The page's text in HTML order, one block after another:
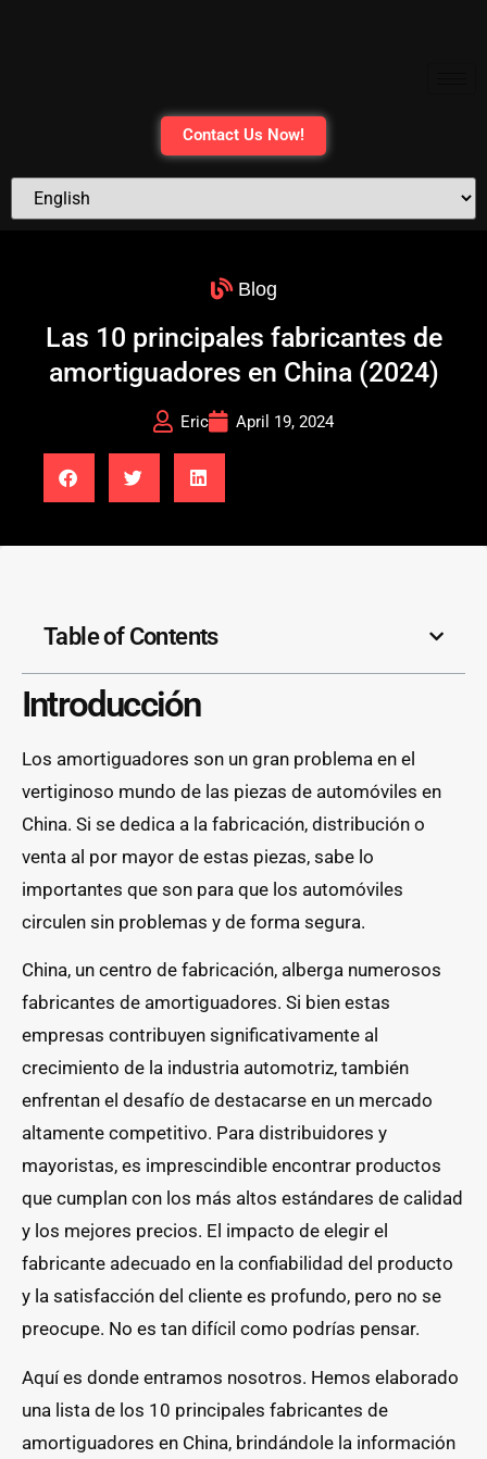
Contact Us Now!
Blog
Las 10 principales fabricantes de
amortiguadores en China (2024)
Eric April 19, 2024
Table of Contents
Introducción
Los amortiguadores son un gran problema en el
vertiginoso mundo de las piezas de automóviles en
China. Si se dedica a la fabricación, distribución o
venta al por mayor de estas piezas, sabe lo
importantes que son para que los automóviles
circulen sin problemas y de forma segura.
China, un centro de fabricación, alberga numerosos
fabricantes de amortiguadores. Si bien estas
empresas contribuyen significativamente al
crecimiento de la industria automotriz, también
enfrentan el desafío de destacarse en un mercado
altamente competitivo. Para distribuidores y
mayoristas, es imprescindible encontrar productos
que cumplan con los más altos estándares de calidad
y los mejores precios. El impacto de elegir el
fabricante adecuado en la confiabilidad del producto
y la satisfacción del cliente es profundo, pero no se
preocupe. No es tan difícil como podrías pensar.
Aquí es donde entramos nosotros. Hemos elaborado
una lista de los 10 principales fabricantes de
amortiguadores en China, brindándole la información